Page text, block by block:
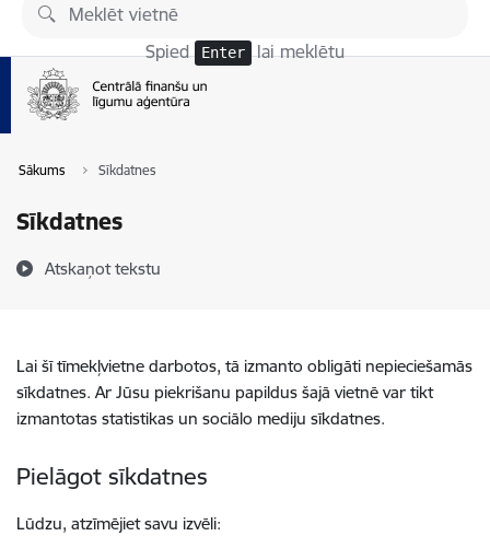
Pāriet uz lapas saturu
Spied Enter lai meklētu
Sākums Sīkdatnes
Sīkdatnes
Atskaņot tekstu
Lai šī tīmekļvietne darbotos, tā izmanto obligāti nepieciešamās
sīkdatnes. Ar Jūsu piekrišanu papildus šajā vietnē var tikt
izmantotas statistikas un sociālo mediju sīkdatnes.
Pielāgot sīkdatnes
Lūdzu, atzīmējiet savu izvēli: